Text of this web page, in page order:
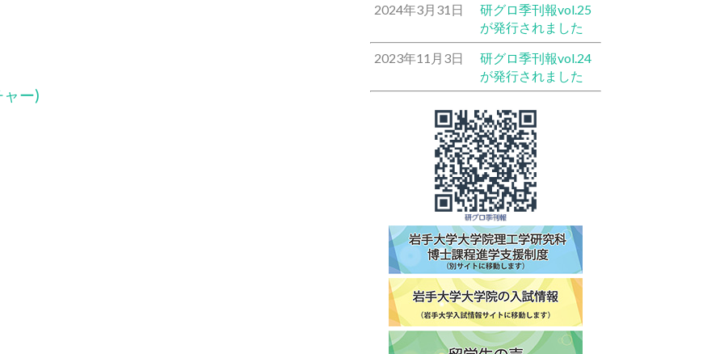
ー)
2024年3月31日
研グロ季刊報vol.25
が発行されました
2023年11月3日
研グロ季刊報vol.24
が発行されました